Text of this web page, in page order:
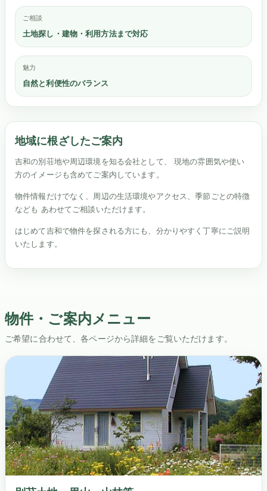
ご相談
土地探し・建物・利用方法まで対応
魅力
自然と利便性のバランス
地域に根ざしたご案内
吉和の別荘地や周辺環境を知る会社として、 現地の雰囲気や使い
方のイメージも含めてご案内しています。
物件情報だけでなく、周辺の生活環境やアクセス、季節ごとの特徴
なども あわせてご相談いただけます。
はじめて吉和で物件を探される方にも、分かりやすく丁寧にご説明
いたします。
物件・ご案内メニュー
ご希望に合わせて、各ページから詳細をご覧いただけます。